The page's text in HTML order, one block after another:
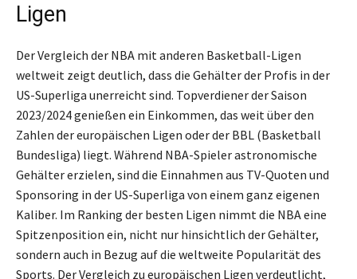
Ligen
Der Vergleich der NBA mit anderen Basketball-Ligen
weltweit zeigt deutlich, dass die Gehälter der Profis in der
US-Superliga unerreicht sind. Topverdiener der Saison
2023/2024 genießen ein Einkommen, das weit über den
Zahlen der europäischen Ligen oder der BBL (Basketball
Bundesliga) liegt. Während NBA-Spieler astronomische
Gehälter erzielen, sind die Einnahmen aus TV-Quoten und
Sponsoring in der US-Superliga von einem ganz eigenen
Kaliber. Im Ranking der besten Ligen nimmt die NBA eine
Spitzenposition ein, nicht nur hinsichtlich der Gehälter,
sondern auch in Bezug auf die weltweite Popularität des
Sports. Der Vergleich zu europäischen Ligen verdeutlicht,